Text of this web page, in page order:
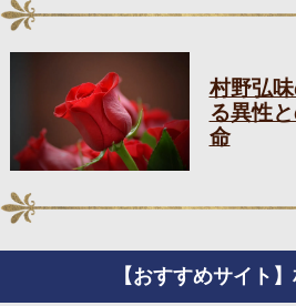
村野弘
る異性
命
【おすすめサイト